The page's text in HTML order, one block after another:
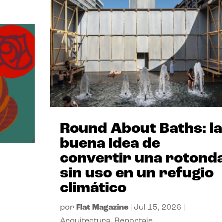
Round About Baths: la
buena idea de
convertir una
sin uso en un refugio
climático
por Flat Magazine| Jul 15, 2026